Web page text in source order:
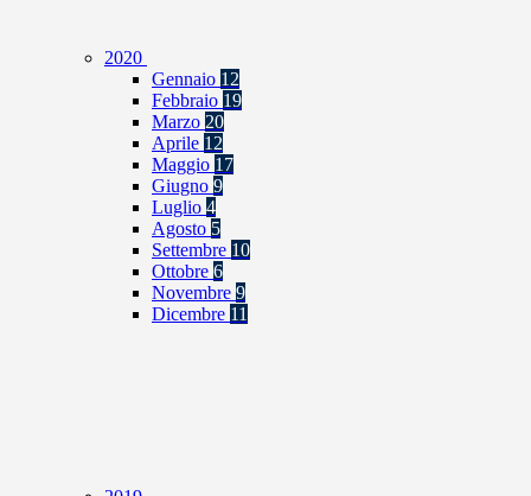
2020
Gennaio 12
Febbraio 19
Marzo 20
Aprile 12
Maggio 17
Giugno 9
Luglio 4
Agosto 5
Settembre 10
Ottobre 6
Novembre 9
Dicembre 11